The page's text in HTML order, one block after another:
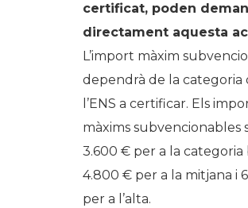
certificat, poden
directament aquesta
L’import màxim
dependrà de la categoria
l’ENS a certificar. Els
màxims subvencionables
3.600 € per a la categoria
4.800 € per a la mitjana i
per a l’alta.